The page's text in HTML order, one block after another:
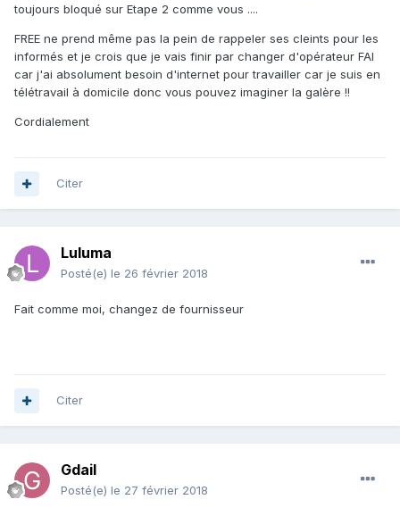
toujours bloqué sur Etape 2 comme vous ....
FREE ne prend même pas la pein de rappeler ses cleints pour les
informés et je crois que je vais finir par changer d'opérateur FAI
car j'ai absolument besoin d'internet pour travailler car je suis en
télétravail à domicile donc vous pouvez imaginer la galère !!
Cordialement
Citer
Luluma
Posté(e) le 26 février 2018
Fait comme moi, changez de fournisseur
Citer
Gdail
Posté(e) le 27 février 2018